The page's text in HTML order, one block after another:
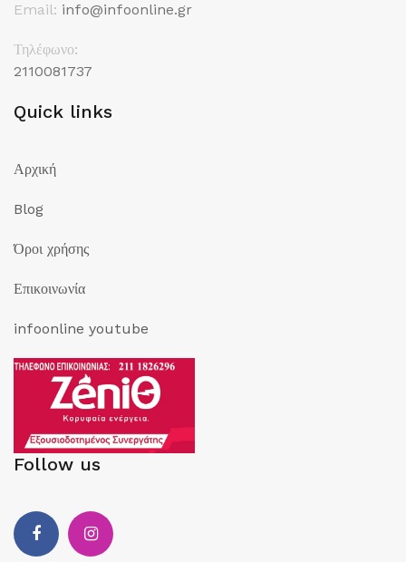
Email: info@infoonline.gr
Τηλέφωνο:
2110081737
Quick links
Αρχική
Blog
Όροι χρήσης
Επικοινωνία
infoonline youtube
Follow us